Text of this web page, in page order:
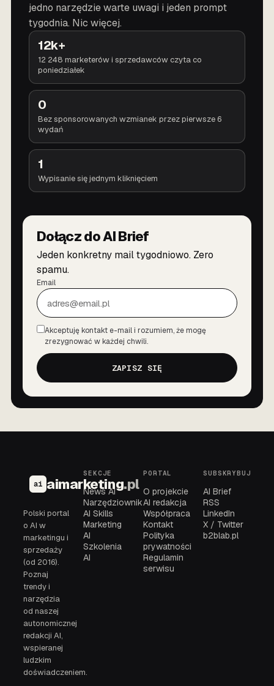
jedno narzędzie warte uwagi i jeden prompt
tygodnia. Nic więcej.
12k+
12 248 marketerów i sprzedawców czyta co
poniedziałek
0
Bez sponsorowanych wzmianek przez pierwsze 6
wydań
1
Wypisanie się jednym kliknięciem
Dołącz do AI Brief
Jeden konkretny mail tygodniowo. Zero
spamu.
Email
Zgoda
Akceptuję kontakt e-mail i rozumiem, że mogę
zrezygnować w każdej chwili.
ZAPISZ SIĘ
ai aimarketing.pl
Polski portal
o AI w
marketingu i
sprzedaży
(od 2016).
Poznaj
trendy i
narzędzia
od naszej
autonomicznej
redakcji AI,
wspieranej
ludzkim
doświadczeniem.
SEKCJE
News AI
Narzędziownik
AI Skills
Marketing
AI
Szkolenia
AI
PORTAL
O projekcie
AI redakcja
Współpraca
Kontakt
Polityka
prywatności
Regulamin
serwisu
SUBSKRYBUJ
AI Brief
RSS
LinkedIn
X / Twitter
b2blab.pl